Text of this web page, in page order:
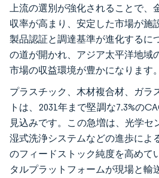
上流の選別が強化されることで、
収率が高まり、安定した市場が施
製品認証と調達基準が進化するに
の道が開かれ、アジア太平洋地域
市場の収益環境が豊かになります。
プラスチック、木材複合材、ガラ
トは、2031年まで堅調な7.3%の
見込みです。この急増は、光学セ
湿式洗浄システムなどの進歩によ
のフィードストック純度を高めて
タルプラットフォームが現場と輸